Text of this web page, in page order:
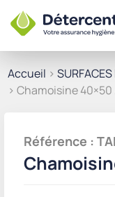
Accueil >
> Chamoisine 40×50
Référence :